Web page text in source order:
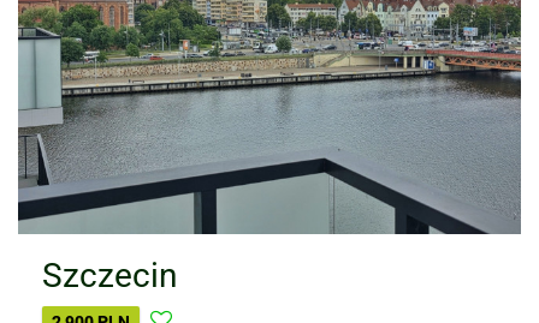
Szczecin